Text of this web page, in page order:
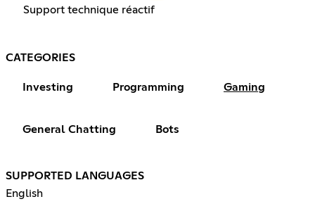
Support technique réactif
CATEGORIES
Investing Programming Gaming
General Chatting Bots
SUPPORTED LANGUAGES
English